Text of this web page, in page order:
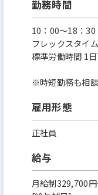
勤務時間
10：00～18：30
フレックスタイ
標準労働時間 1
※時短勤務も相
雇用形態
正社員
給与
月給制329,700